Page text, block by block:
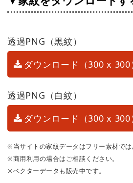
透過PNG（黒紋）
ダウンロード（300 x 300
透過PNG（白紋）
ダウンロード（300 x 300
※当サイトの家紋データはフリー素材では
※商用利用の場合はご相談ください。
※ベクターデータも販売中です。